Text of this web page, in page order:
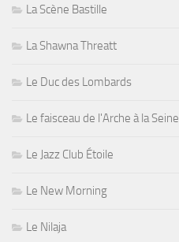
La Scène Bastille
La Shawna Threatt
Le Duc des Lombards
Le faisceau de l'Arche à la Seine
Le Jazz Club Étoile
Le New Morning
Le Nilaja